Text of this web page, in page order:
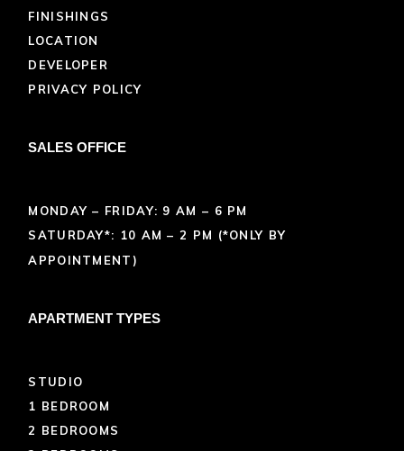
FINISHINGS
LOCATION
DEVELOPER
PRIVACY POLICY
SALES OFFICE
MONDAY – FRIDAY: 9 AM – 6 PM
SATURDAY*: 10 AM – 2 PM (*ONLY BY
APPOINTMENT)
APARTMENT TYPES
STUDIO
1 BEDROOM
2 BEDROOMS